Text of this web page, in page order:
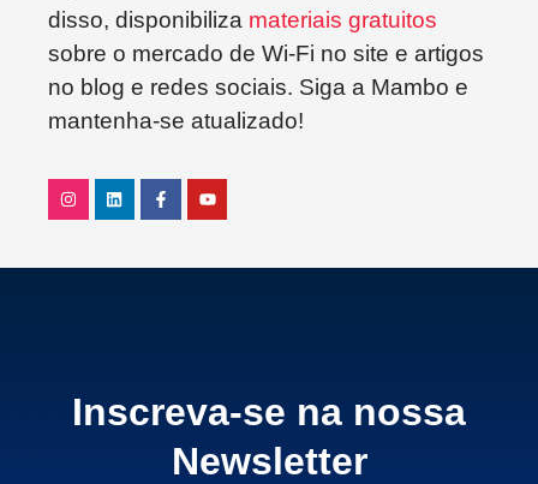
disso, disponibiliza materiais gratuitos
sobre o mercado de Wi-Fi no site e artigos
no blog e redes sociais. Siga a Mambo e
mantenha-se atualizado!
Inscreva-se na nossa
Newsletter